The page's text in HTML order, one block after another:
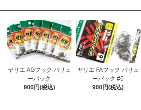
ヤリエ AGフック バリュ
ーパック
900円(税込)
ヤリエ FAフック バリュ
ーパック #6
900円(税込)